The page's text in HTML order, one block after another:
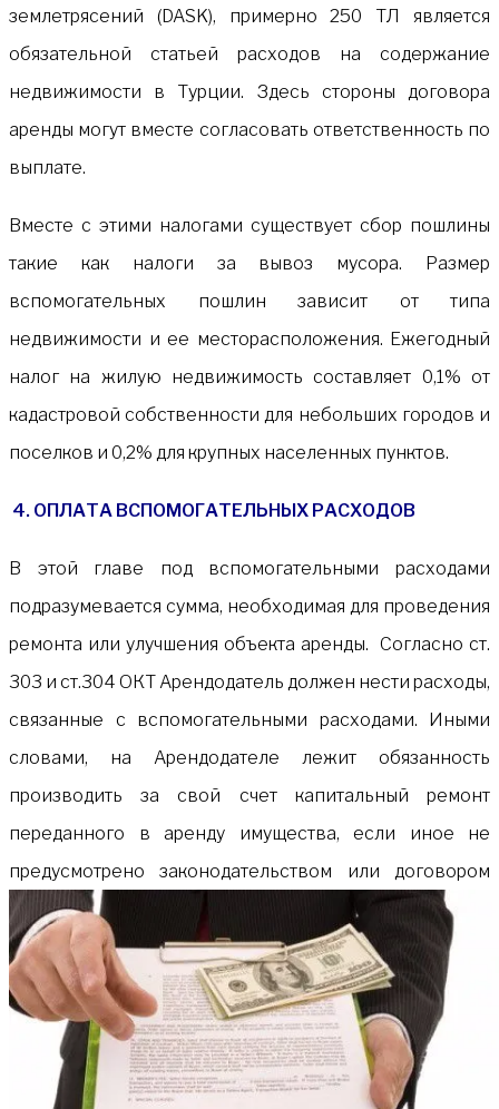
землетрясений (DASK), примерно 250 ТЛ является
обязательной статьей расходов на содержание
недвижимости в Турции. Здесь стороны договора
аренды могут вместе согласовать ответственность по
выплате.
Вместе с этими налогами существует сбор пошлины
такие как налоги за вывоз мусора. Размер
вспомогательных пошлин зависит от типа
недвижимости и ее месторасположения. Ежегодный
налог на жилую недвижимость составляет 0,1% от
кадастровой собственности для небольших городов и
поселков и 0,2% для крупных населенных пунктов.
4. ОПЛАТА ВСПОМОГАТЕЛЬНЫХ РАСХОДОВ
В этой главе под вспомогательными расходами
подразумевается сумма, необходимая для проведения
ремонта или улучшения объекта аренды. Согласно ст.
303 и ст.304 ОКТ Арендодатель должен нести расходы,
связанные с вспомогательными расходами. Иными
словами, на Арендодателе лежит обязанность
производить за свой счет капитальный ремонт
переданного в аренду имущества, если иное не
предусмотрено законодательством или договором